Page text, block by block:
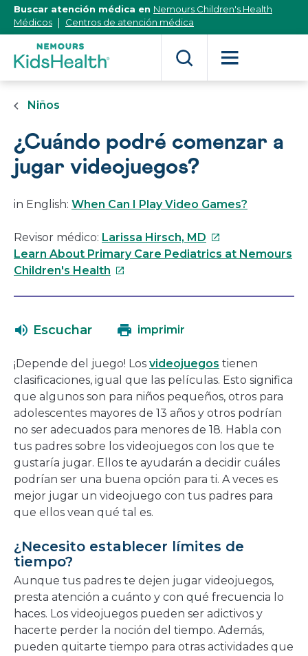
[Skip
Content]
Buscar atención médica en Nemours Children's Health
Médicos
Centros de atención médica
Niños
¿Cuándo podré comenzar a
jugar videojuegos?
in English: When Can I Play Video Games?
Revisor médico: Larissa Hirsch, MD Este
enlace
Learn About Primary Care Pediatrics at Nemours
Children's Health Este
en
nueva
ventana
Escuchar imprimir
¡Depende del juego! Los videojuegos tienen
clasificaciones, igual que las películas. Esto significa
que algunos son para niños pequeños, otros para
adolescentes mayores de 13 años y otros podrían
no ser adecuados para menores de 18. Habla con
tus padres sobre los videojuegos con los que te
gustaría jugar. Ellos te ayudarán a decidir cuáles
podrían ser una buena opción para ti. A veces es
mejor jugar un videojuego con tus padres para
que ellos vean qué tal es.
¿Necesito establecer límites de
tiempo?
Aunque tus padres te dejen jugar videojuegos,
presta atención a cuánto y con qué frecuencia lo
haces. Los videojuegos pueden ser adictivos y
hacerte perder la noción del tiempo. Además,
pueden quitarte tiempo para otras actividades que